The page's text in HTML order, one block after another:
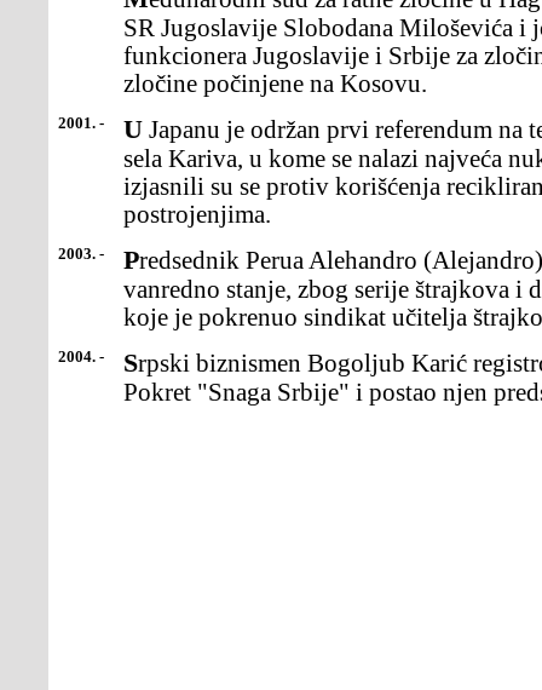
SR Jugoslavije Slobodana Miloševića i
funkcionera Jugoslavije i Srbije za
zločine počinjene na Kosovu.
2001. - U Japanu je održan prvi referendum na temu energetike. Stanovnici
sela Kariva, u kome se nalazi najveća
izjasnili su se protiv korišćenja
postrojenjima.
2003. - Predsednik Perua Alehandro (Alejandro) Toledo uveo je 30-dnevno
vanredno stanje, zbog serije štrajkova i
koje je pokrenuo sindikat učitelja
2004. - Srpski biznismen Bogoljub Karić registrovao je u Beogradu stranku
Pokret "Snaga Srbije" i postao njen